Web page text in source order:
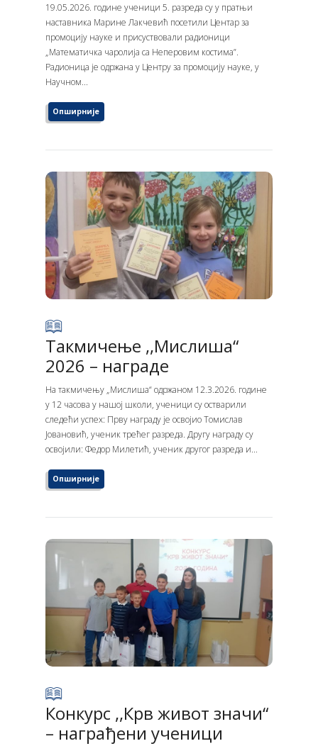
19.05.2026. године ученици 5. разреда су у пратњи
наставника Марине Лакчевић посетили Центар за
промоцију науке и присуствовали радионици
„Математичка чаролија са Неперовим костима”.
Радионица је одржана у Центру за промоцију науке, у
Научном...
Опширније
Такмичење ,,Мислиша“
2026 – награде
На такмичењу „Мислиша“ одржаном 12.3.2026. године
у 12 часова у нашој школи, ученици су остварили
следећи успех: Прву награду је освојио Томислав
Јовановић, ученик трећег разреда. Другу награду су
освојили: Федор Милетић, ученик другог разреда и...
Опширније
Конкурс ,,Крв живот значи“
– награђени ученици